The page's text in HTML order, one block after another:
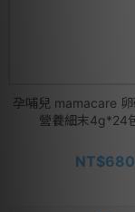
孕哺兒 mamacare
營養細末4g*24
NT$680